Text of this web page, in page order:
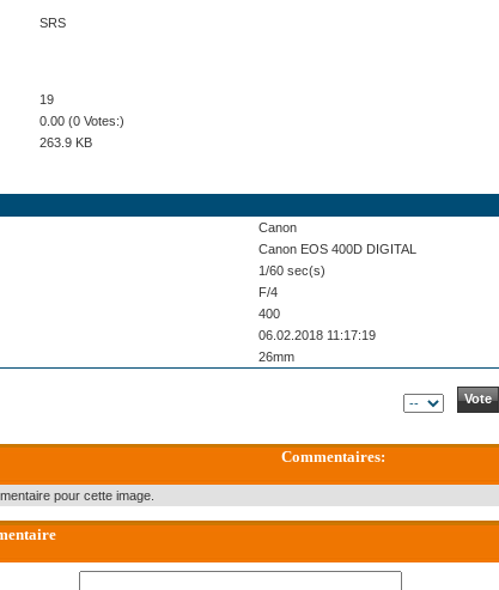
SRS
19
0.00 (0 Votes:)
263.9 KB
Canon
Canon EOS 400D DIGITAL
1/60 sec(s)
F/4
400
06.02.2018 11:17:19
26mm
Commentaires:
pour cette image.